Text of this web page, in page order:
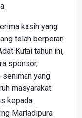
kasih yang
telah berperan
Kutai tahun ini,
sponsor,
seniman yang
masyarakat
kepada
Martadipura